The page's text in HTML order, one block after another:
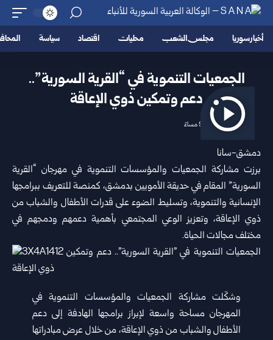
أخبار سوريا مجلس الشعب محليات اقتصاد سياسة
الجمعيات التنموية في “القرية السورية”..
دعم وتمكين ذوي الإعاقة
2026/06/21 9:57 مساءً
دمشق-سانا
برزت مشاركة الجمعيات والمؤسسات التنموية في مهرجان “القرية
السورية” المقام في حديقة الأمويين بدمشق، كمنصة للتعريف ببرامجها
الإنسانية والتنموية، وتسليط الضوء على قدرات الأطفال والشباب من
ذوي الإعاقة، وتعزيز الوعي المجتمعي بأهمية دعمهم ودمجهم في
مختلف مجالات الحياة.
وشكّلت مشاركة الجمعيات والمؤسسات التنموية في
المهرجان مساحة واسعة لإبراز برامجها الهادفة إلى دعم
الأطفال والشباب من ذوي الإعاقة، من خلال عرض مبادراتها